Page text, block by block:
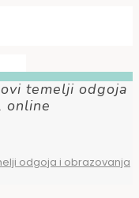
temelji odgoja
online
odgoja i obrazovanja